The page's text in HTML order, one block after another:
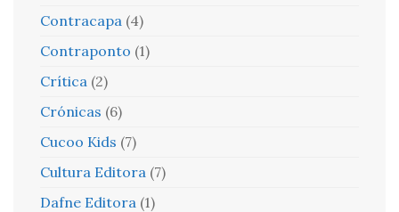
Contracapa (4)
Contraponto (1)
Crítica (2)
Crónicas (6)
Cucoo Kids (7)
Cultura Editora (7)
Dafne Editora (1)